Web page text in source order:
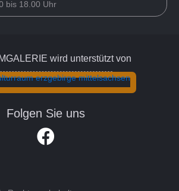
bis 18.00 Uhr
wird unterstützt von
Folgen Sie uns
Link zum Facebook Account der